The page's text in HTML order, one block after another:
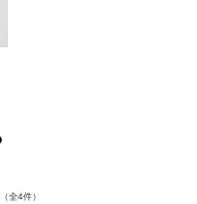
（全4件）